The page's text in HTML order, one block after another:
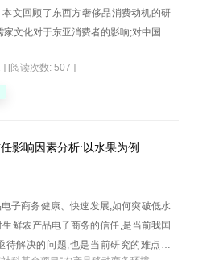
文回顾了东西方奢侈品消费动机的研
文化对于东亚消费者的影响;对中国消
析,对于奢侈品市场细分策略提出了建
] [阅读次数: 507 ]
影响因素分析:以水果为例
子商务健康、快速发展,如何突破低水
鲜农产品电子商务的信任,是当前我国
待解决的问题,也是当前研究的难点问